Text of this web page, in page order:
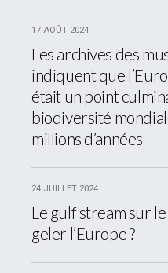
17 AOÛT 2024
Les archives des
indiquent que
était un point
biodiversité
millions d’années
24 JUILLET 2024
Le gulf stream sur
geler l’Europe ?